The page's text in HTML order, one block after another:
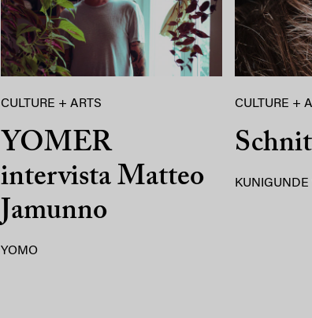
CULTURE + ARTS
YOMER
intervista Matteo
Jamunno
YOMO
CULTURE +
KUNIGUNDE